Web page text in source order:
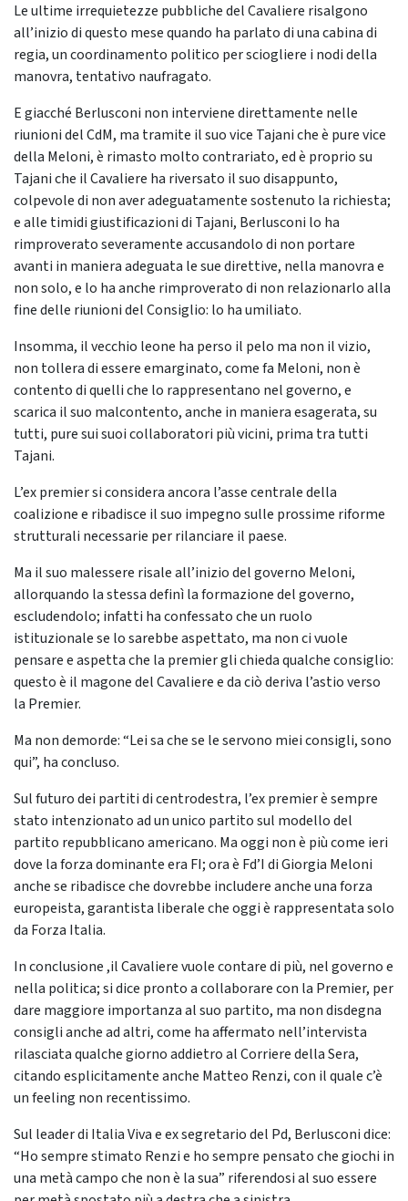
Le ultime irrequietezze pubbliche del Cavaliere risalgono
all’inizio di questo mese quando ha parlato di una cabina di
regia, un coordinamento politico per sciogliere i nodi della
manovra, tentativo naufragato.
E giacché Berlusconi non interviene direttamente nelle
riunioni del CdM, ma tramite il suo vice Tajani che è pure vice
della Meloni, è rimasto molto contrariato, ed è proprio su
Tajani che il Cavaliere ha riversato il suo disappunto,
colpevole di non aver adeguatamente sostenuto la richiesta;
e alle timidi giustificazioni di Tajani, Berlusconi lo ha
rimproverato severamente accusandolo di non portare
avanti in maniera adeguata le sue direttive, nella manovra e
non solo, e lo ha anche rimproverato di non relazionarlo alla
fine delle riunioni del Consiglio: lo ha umiliato.
Insomma, il vecchio leone ha perso il pelo ma non il vizio,
non tollera di essere emarginato, come fa Meloni, non è
contento di quelli che lo rappresentano nel governo, e
scarica il suo malcontento, anche in maniera esagerata, su
tutti, pure sui suoi collaboratori più vicini, prima tra tutti
Tajani.
L’ex premier si considera ancora l’asse centrale della
coalizione e ribadisce il suo impegno sulle prossime riforme
strutturali necessarie per rilanciare il paese.
Ma il suo malessere risale all’inizio del governo Meloni,
allorquando la stessa definì la formazione del governo,
escludendolo; infatti ha confessato che un ruolo
istituzionale se lo sarebbe aspettato, ma non ci vuole
pensare e aspetta che la premier gli chieda qualche consiglio:
questo è il magone del Cavaliere e da ciò deriva l’astio verso
la Premier.
Ma non demorde: “Lei sa che se le servono miei consigli, sono
qui”, ha concluso.
Sul futuro dei partiti di centrodestra, l’ex premier è sempre
stato intenzionato ad un unico partito sul modello del
partito repubblicano americano. Ma oggi non è più come ieri
dove la forza dominante era FI; ora è Fd’I di Giorgia Meloni
anche se ribadisce che dovrebbe includere anche una forza
europeista, garantista liberale che oggi è rappresentata solo
da Forza Italia.
In conclusione ,il Cavaliere vuole contare di più, nel governo e
nella politica; si dice pronto a collaborare con la Premier, per
dare maggiore importanza al suo partito, ma non disdegna
consigli anche ad altri, come ha affermato nell’intervista
rilasciata qualche giorno addietro al Corriere della Sera,
citando esplicitamente anche Matteo Renzi, con il quale c’è
un feeling non recentissimo.
Sul leader di Italia Viva e ex segretario del Pd, Berlusconi dice:
“Ho sempre stimato Renzi e ho sempre pensato che giochi in
una metà campo che non è la sua” riferendosi al suo essere